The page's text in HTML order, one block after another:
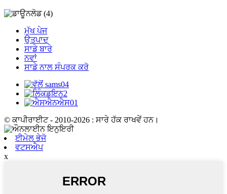
ਮੁੱਖ ਪੇਜ
ਉਤਪਾਦ
ਸਾਡੇ ਬਾਰੇ
ਨਵਾਂ
ਸਾਡੇ ਨਾਲ ਸੰਪਰਕ ਕਰੋ
© ਕਾਪੀਰਾਈਟ - 2010-2026 : ਸਾਰੇ ਹੱਕ ਰਾਖਵੇਂ ਹਨ।
ਈਮੇਲ ਭੇਜੋ
ਵਟਸਐਪ
x